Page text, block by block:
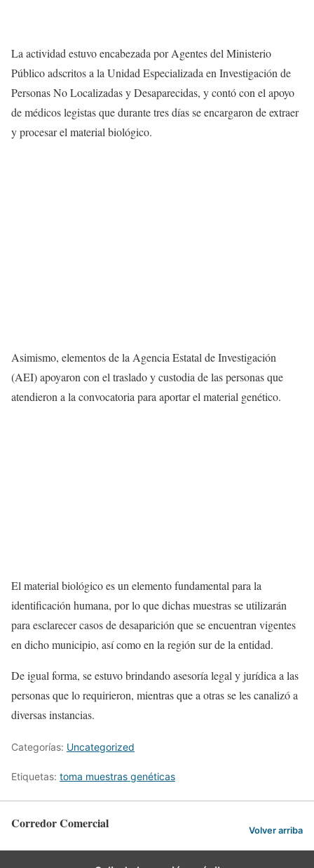
La actividad estuvo encabezada por Agentes del Ministerio
Público adscritos a la Unidad Especializada en Investigación de
Personas No Localizadas y Desaparecidas, y contó con el apoyo
de médicos legistas que durante tres días se encargaron de extraer
y procesar el material biológico.
Asimismo, elementos de la Agencia Estatal de Investigación
(AEI) apoyaron con el traslado y custodia de las personas que
atendieron a la convocatoria para aportar el material genético.
El material biológico es un elemento fundamental para la
identificación humana, por lo que dichas muestras se utilizarán
para esclarecer casos de desaparición que se encuentran vigentes
en dicho municipio, así como en la región sur de la entidad.
De igual forma, se estuvo brindando asesoría legal y jurídica a las
personas que lo requirieron, mientras que a otras se les canalizó a
diversas instancias.
Categorías: Uncategorized
Etiquetas: toma muestras genéticas
Corredor Comercial Volver arriba